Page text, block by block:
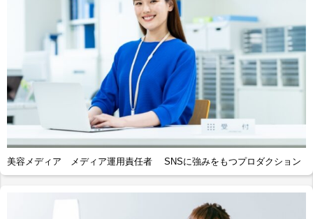
美容メディア メディア運用責任者 SNSに強みをもつプロダクション